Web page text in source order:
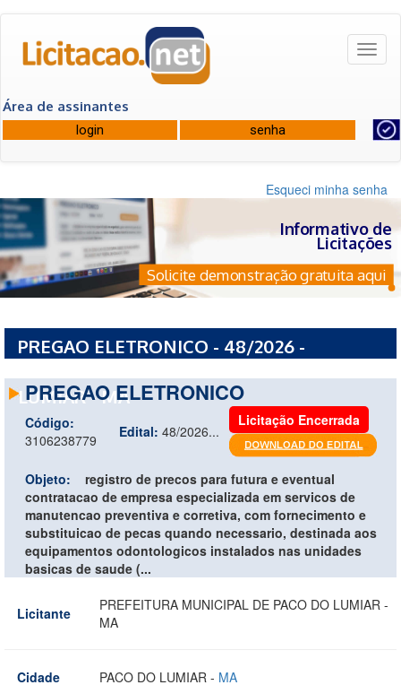
Área de assinantes
Esqueci minha senha
Informativo de
Licitações
Solicite demonstração gratuita aqui
PREGAO ELETRONICO - 48/2026 -
LUMIAR - MA
PREGAO ELETRONICO
Código:
3106238779
Edital: 48/2026...
Licitação Encerrada
Objeto:
registro de precos para futura e eventual
contratacao de empresa especializada em servicos de
manutencao preventiva e corretiva, com fornecimento e
substituicao de pecas quando necessario, destinada aos
equipamentos odontologicos instalados nas unidades
basicas de saude (...
Licitante
PREFEITURA MUNICIPAL DE PACO DO LUMIAR -
MA
Cidade PACO DO LUMIAR - MA